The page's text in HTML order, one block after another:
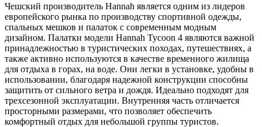
Чешский производитель Hannah является одним из лидеров
европейского рынка по производству спортивной одежды,
спальных мешков и палаток с современным модным
дизайном. Палатки модели Hannah Tycoon 4 являются важной
принадлежностью в туристических походах, путешествиях, а
также активно используются в качестве временного жилища
для отдыха в горах, на воде. Они легки в установке, удобны в
использовании, благодаря надежной конструкции способны
защитить от сильного ветра и дождя. Идеально подходят для
трехсезонной эксплуатации. Внутренняя часть отличается
просторными размерами, что позволяет обеспечить
комфортный отдых для небольшой группы туристов.